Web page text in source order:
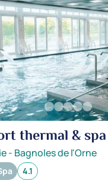
thermal & spa
- Bagnoles de l'Orne
4.1